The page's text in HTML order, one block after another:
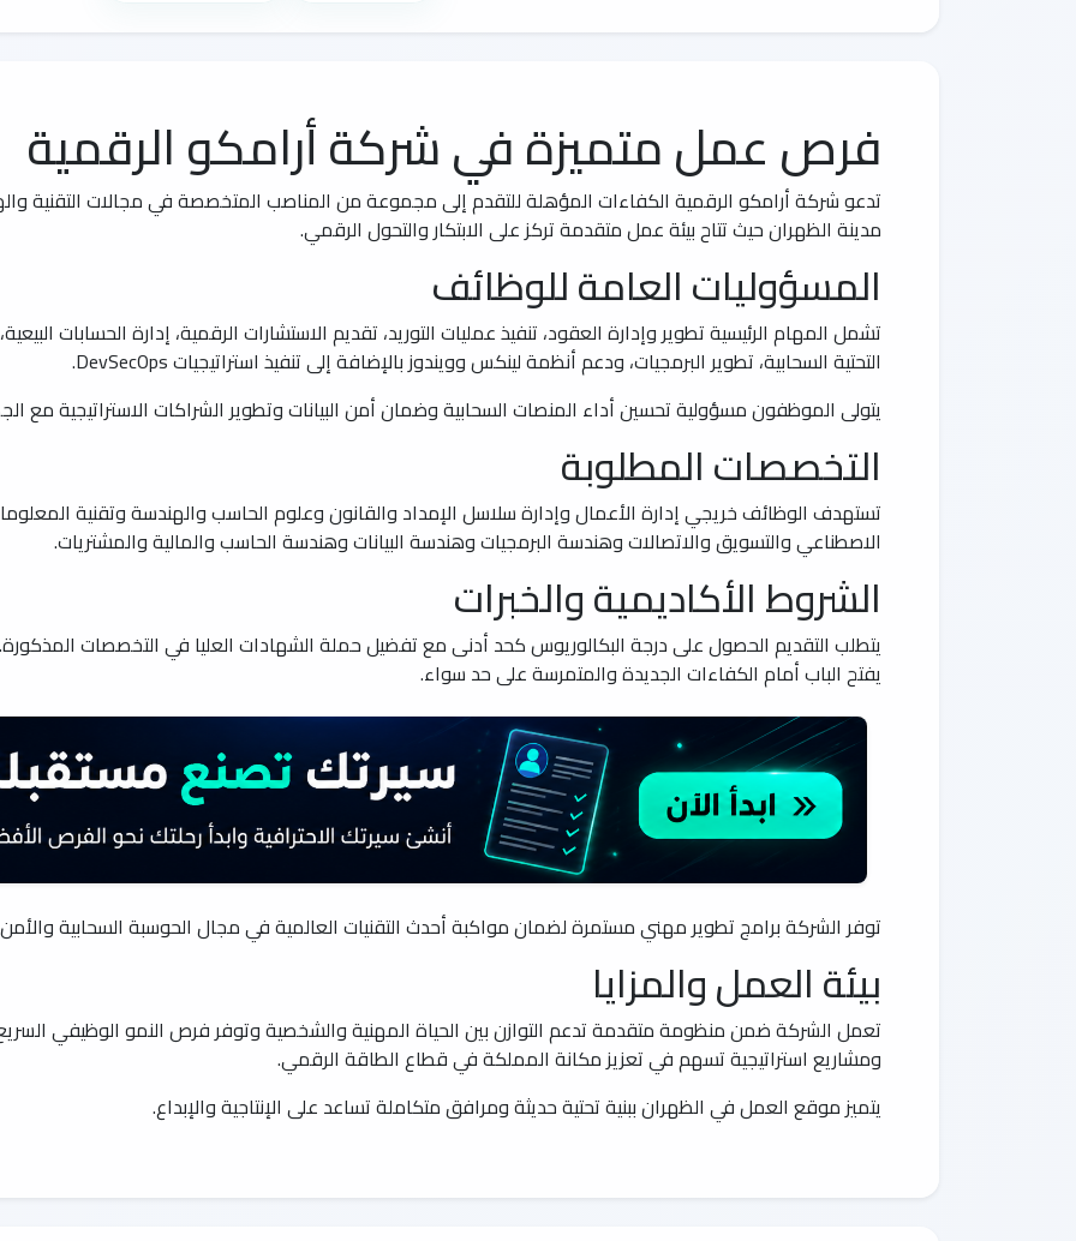
فرص عمل متميزة في شركة أرامكو الرقمية
تدعو شركة أرامكو الرقمية الكفاءات المؤهلة للتقدم إلى مجموعة من المناصب المتخصصة في مجالات التقنية
مدينة الظهران حيث تتاح بيئة عمل متقدمة تركز على الابتكار والتحول الرقمي.
المسؤوليات العامة للوظائف
تشمل المهام الرئيسية تطوير وإدارة العقود، تنفيذ عمليات التوريد، تقديم الاستشارات الرقمية، إدارة الحسابات
التحتية السحابية، تطوير البرمجيات، ودعم أنظمة لينكس وويندوز بالإضافة إلى تنفيذ استراتيجيات DevSecOps.
يتولى الموظفون مسؤولية تحسين أداء المنصات السحابية وضمان أمن البيانات وتطوير الشراكات الاستراتيجية مع
التخصصات المطلوبة
تستهدف الوظائف خريجي إدارة الأعمال وإدارة سلاسل الإمداد والقانون وعلوم الحاسب والهندسة وتقنية المعلومات
الاصطناعي والتسويق والاتصالات وهندسة البرمجيات وهندسة البيانات وهندسة الحاسب والمالية والمشتريات.
الشروط الأكاديمية والخبرات
يتطلب التقديم الحصول على درجة البكالوريوس كحد أدنى مع تفضيل حملة الشهادات العليا في التخصصات
يفتح الباب أمام الكفاءات الجديدة والمتمرسة على حد سواء.
توفر الشركة برامج تطوير مهني مستمرة لضمان مواكبة أحدث التقنيات العالمية في مجال الحوسبة السحابية والأمن
بيئة العمل والمزايا
تعمل الشركة ضمن منظومة متقدمة تدعم التوازن بين الحياة المهنية والشخصية وتوفر فرص النمو الوظيفي
ومشاريع استراتيجية تسهم في تعزيز مكانة المملكة في قطاع الطاقة الرقمي.
يتميز موقع العمل في الظهران ببنية تحتية حديثة ومرافق متكاملة تساعد على الإنتاجية والإبداع.